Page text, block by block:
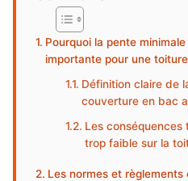
Pourquoi la pente
importante pour une
Définition claire de
couverture en bac
Les conséquences
trop faible sur la
Les normes et